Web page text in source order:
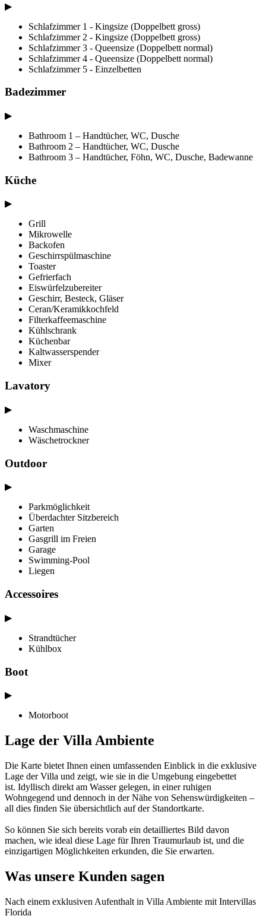
▶
Schlafzimmer 1 - Kingsize (Doppelbett gross)
Schlafzimmer 2 - Kingsize (Doppelbett gross)
Schlafzimmer 3 - Queensize (Doppelbett normal)
Schlafzimmer 4 - Queensize (Doppelbett normal)
Schlafzimmer 5 - Einzelbetten
Badezimmer
▶
Bathroom 1 – Handtücher, WC, Dusche
Bathroom 2 – Handtücher, WC, Dusche
Bathroom 3 – Handtücher, Föhn, WC, Dusche, Badewanne
Küche
▶
Grill
Mikrowelle
Backofen
Geschirrspülmaschine
Toaster
Gefrierfach
Eiswürfelzubereiter
Geschirr, Besteck, Gläser
Ceran/Keramikkochfeld
Filterkaffeemaschine
Kühlschrank
Küchenbar
Kaltwasserspender
Mixer
Lavatory
▶
Waschmaschine
Wäschetrockner
Outdoor
▶
Parkmöglichkeit
Überdachter Sitzbereich
Garten
Gasgrill im Freien
Garage
Swimming-Pool
Liegen
Accessoires
▶
Strandtücher
Kühlbox
Boot
▶
Motorboot
Lage der Villa Ambiente
Die Karte bietet Ihnen einen umfassenden Einblick in die exklusive
Lage der Villa und zeigt, wie sie in die Umgebung eingebettet
ist. Idyllisch direkt am Wasser gelegen, in einer ruhigen
Wohngegend und dennoch in der Nähe von Sehenswürdigkeiten –
all dies finden Sie übersichtlich auf der Standortkarte.
So können Sie sich bereits vorab ein detailliertes Bild davon
machen, wie ideal diese Lage für Ihren Traumurlaub ist, und die
einzigartigen Möglichkeiten erkunden, die Sie erwarten.
Was unsere Kunden sagen
Nach einem exklusiven Aufenthalt in Villa Ambiente mit Intervillas
Florida